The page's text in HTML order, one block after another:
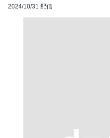
2024/10/31 配信